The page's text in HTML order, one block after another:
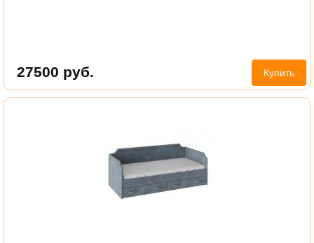
27500 руб. Купить